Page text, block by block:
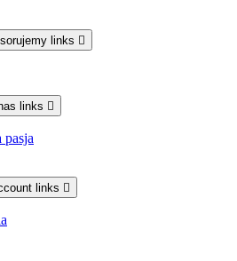
links 
links 
pasja
links 